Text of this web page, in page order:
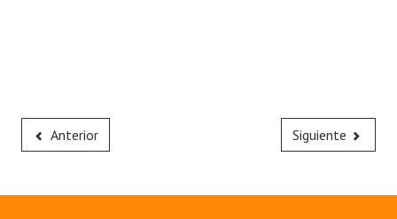
Anterior Siguiente